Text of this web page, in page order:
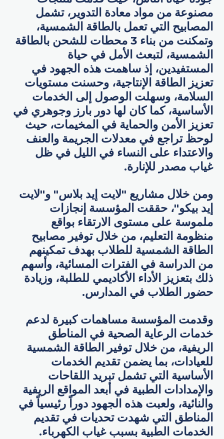
مصنوعة من مواد معادة التدوير، تشمل
المصابيح التي تعمل بالطاقة الشمسية،
وتمكنت من بناء 3 محطات للشحن بالطاقة
الشمسية، لتبعث الأمل في حياة
المستفيدين، إذ ساهمت هذه الجهود في
تعزيز الطاقة الإنتاجية، وحسنت مستويات
السلامة، وسهلت الوصول إلى الخدمات
الأساسية، كما كان لها دور بارز وجوهري في
تعزيز الأمن والحماية في المخيمات، حيث
لوحظ تراجع في معدلات الجريمة والعنف
والاعتداء على النساء في الليل في ظل
غياب مصدر للإنارة.
ومن خلال مشاريع "لايت إيد بلاس" و"لايت
إيد بيكو"، حققت المؤسسة إنجازات
ملموسة على مستوى الارتقاء بواقع
منظومة التعليم، من خلال توفير مصابيح
الطاقة الشمسية للطلاب بهدف تمكينهم
من الدراسة في الفترات المسائية، وأسهم
ذلك بتعزيز الأداء الأكاديمي للطلبة، وزيادة
حضور الطلاب في المدارس.
وقدمت المؤسسة مساهمات كبيرة لدعم
خدمات الرعاية الصحية في المناطق
الريفية، من خلال توفير الطاقة الشمسية
للعيادات، بما يضمن تقديم الخدمات
الأساسية التي تشمل تبريد اللقاحات
والإمدادات الطبية في أبعد المواقع الريفية
والنائية، ولعبت هذه الجهود دوراً رئيسياً في
المناطق التي شهدت تحديات في تقديم
الخدمات الطبية بسبب غياب الكهرباء.